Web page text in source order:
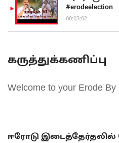
#erodeelection
00:03:02
கருத்துக்கணிப்பு
Welcome to your Erode By
ஈரோடு இடைத்தேர்தலில்